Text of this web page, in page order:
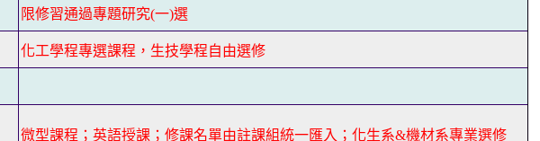
限修習通過專題研究(一)選
化工學程專選課程，生技學程自由選修
微型課程；英語授課；修課名單由註課組統一匯入；化生系&機材系專業選修